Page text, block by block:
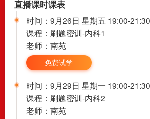
直播课时课表
时间：9月26日 星期五 19:00-21:30
课程：刷题密训-内科1
老师：南苑
免费试学
时间：9月29日 星期一 19:00-21:30
课程：刷题密训-内科2
老师：南苑